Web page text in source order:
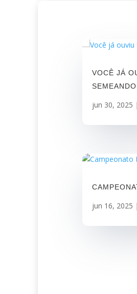
VOCÊ JÁ
jun 30, 2025 |
jun 16, 2025 |